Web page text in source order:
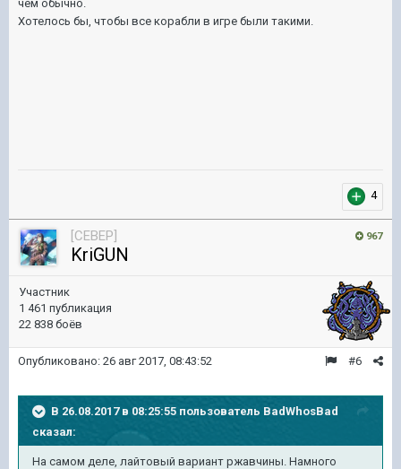
чем обычно.
Хотелось бы, чтобы все корабли в игре были такими.
4
967
[CEBEP]
KriGUN
Участник
1 461 публикация
22 838 боёв
#6
Опубликовано: 26 авг 2017, 08:43:52
В 26.08.2017 в 08:25:55 пользователь BadWhosBad
сказал:
На самом деле, лайтовый вариант ржавчины. Намного